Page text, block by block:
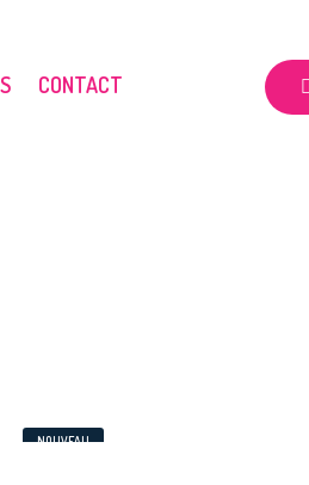
CONTACT
NOUVEAU